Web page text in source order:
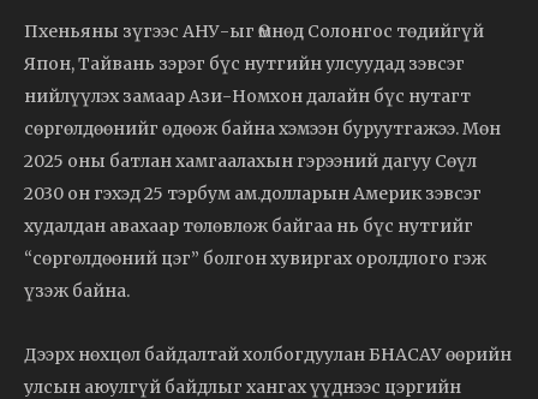
Пхеньяны зүгээс АНУ-ыг Өмнөд Солонгос төдийгүй
Япон, Тайвань зэрэг бүс нутгийн улсуудад зэвсэг
нийлүүлэх замаар Ази-Номхон далайн бүс нутагт
сөргөлдөөнийг өдөөж байна хэмээн буруутгажээ. Мөн
2025 оны батлан хамгаалахын гэрээний дагуу Сөүл
2030 он гэхэд 25 тэрбум ам.долларын Америк зэвсэг
худалдан авахаар төлөвлөж байгаа нь бүс нутгийг
“сөргөлдөөний цэг” болгон хувиргах оролдлого гэж
үзэж байна.
Дээрх нөхцөл байдалтай холбогдуулан БНАСАУ өөрийн
улсын аюулгүй байдлыг хангах үүднээс цэргийн